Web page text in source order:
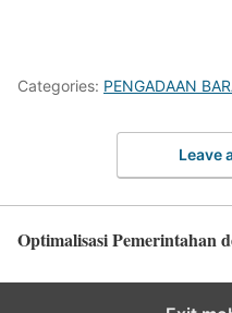
Categories: PENGADAAN
Leave
Optimalisasi Pemerintahan